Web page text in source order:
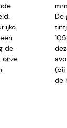
de
onze
De
(bij
de